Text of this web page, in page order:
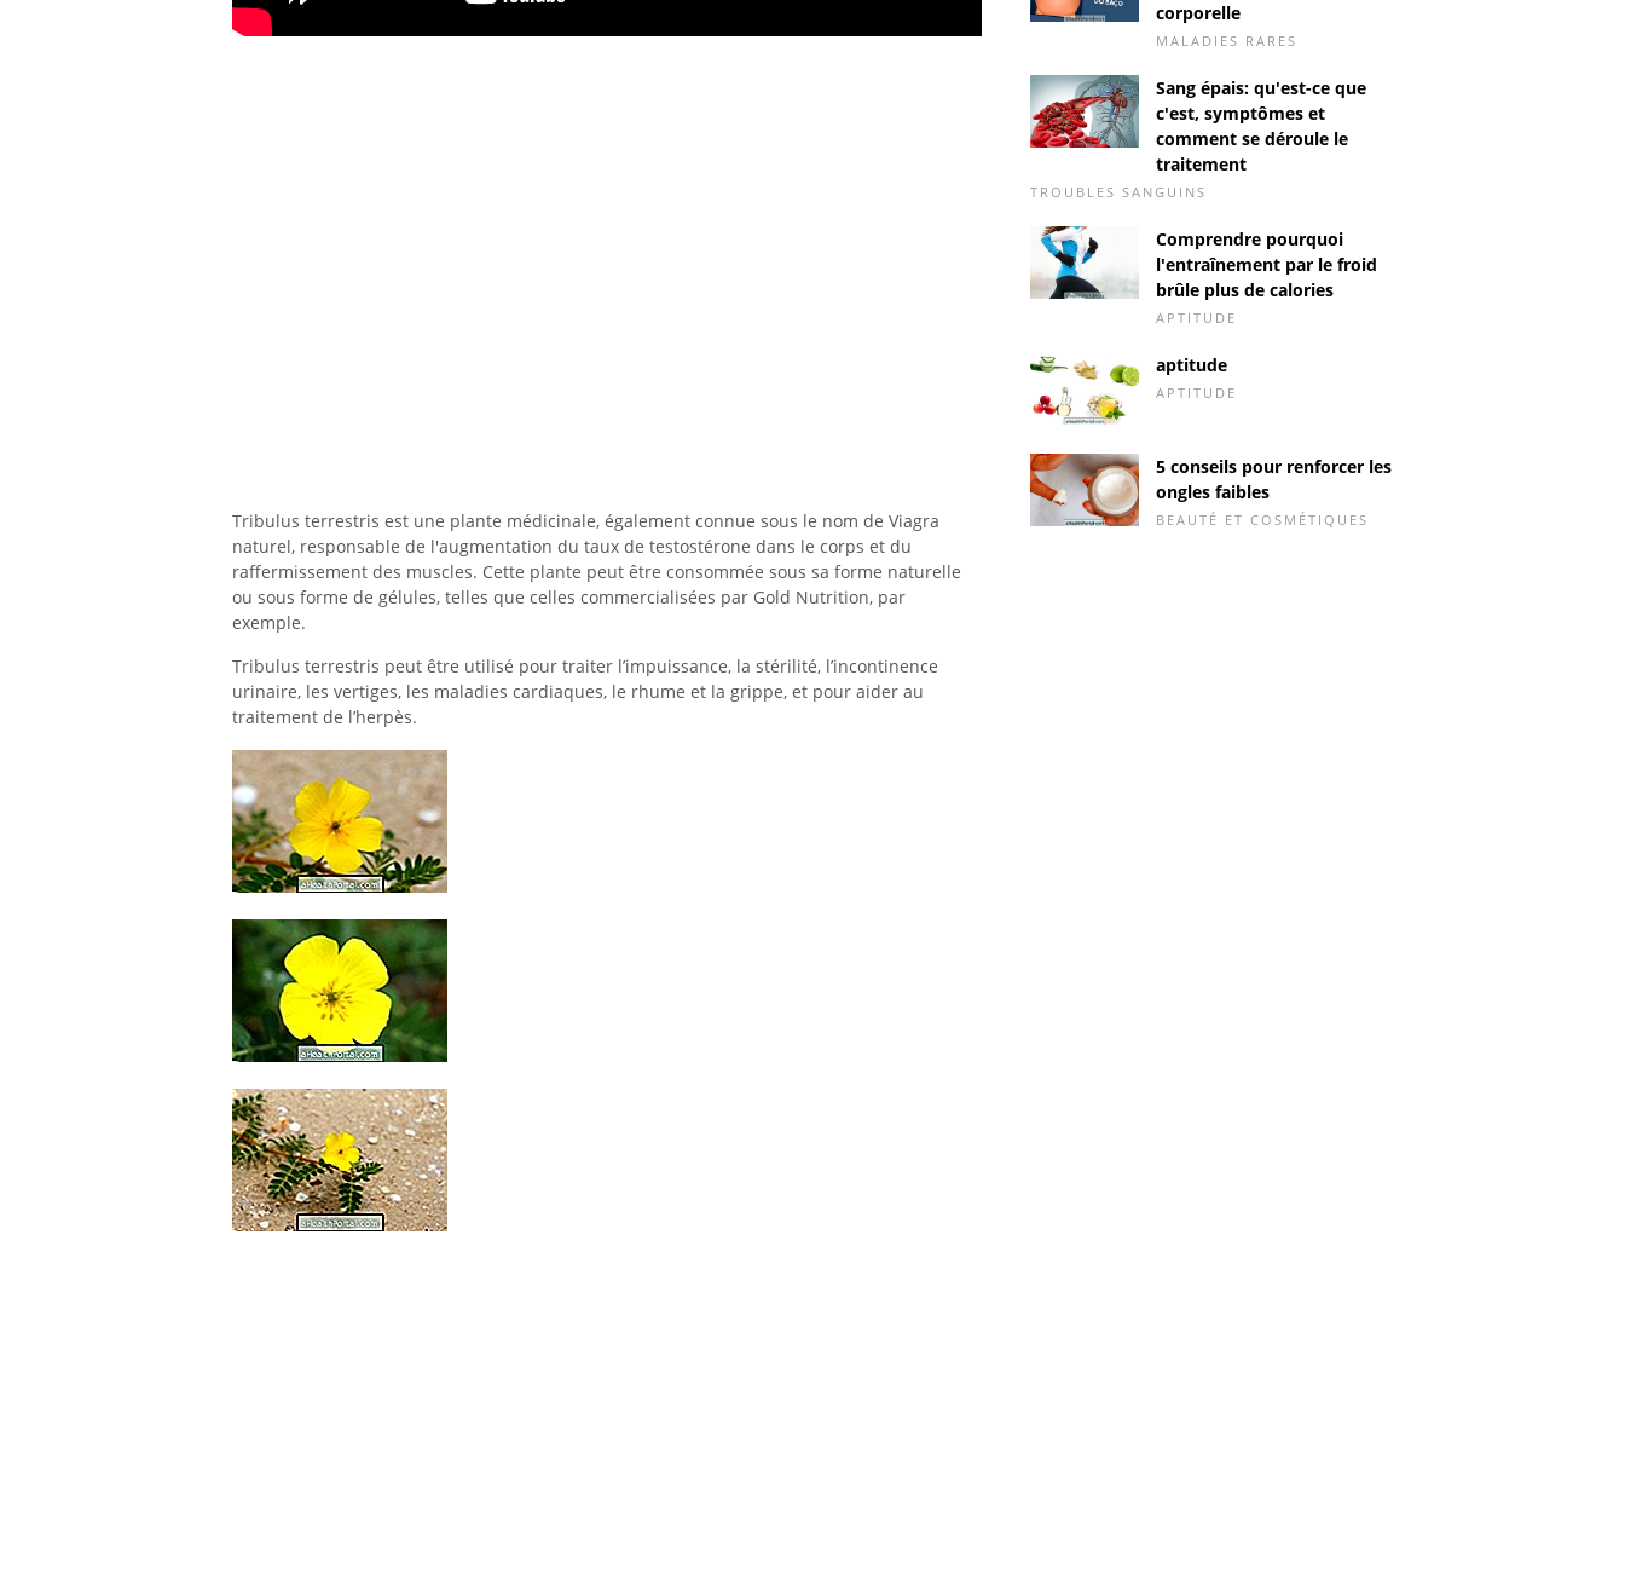
Tribulus terrestris est une plante médicinale, également connue sous le nom de Viagra
naturel, responsable de l'augmentation du taux de testostérone dans le corps et du
raffermissement des muscles. Cette plante peut être consommée sous sa forme naturelle
ou sous forme de gélules, telles que celles commercialisées par Gold Nutrition, par
exemple.
Tribulus terrestris peut être utilisé pour traiter l’impuissance, la stérilité, l’incontinence
urinaire, les vertiges, les maladies cardiaques, le rhume et la grippe, et pour aider au
traitement de l’herpès.
corporelle
MALADIES RARES
Sang épais: qu'est-ce que
c'est, symptômes et
comment se déroule le
traitement
TROUBLES SANGUINS
Comprendre pourquoi
l'entraînement par le froid
brûle plus de calories
APTITUDE
aptitude
APTITUDE
5 conseils pour renforcer les
ongles faibles
BEAUTÉ ET COSMÉTIQUES